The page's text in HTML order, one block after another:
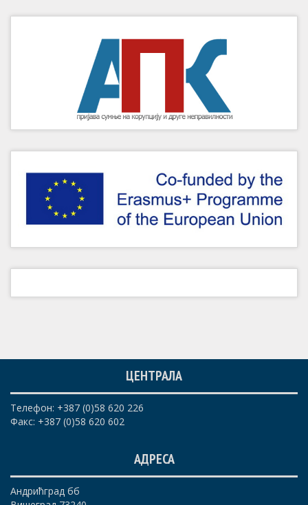
ЦЕНТРАЛА
Телефон: +387 (0)58 620 226
Факс: +387 (0)58 620 602
АДРЕСА
Андрићград бб